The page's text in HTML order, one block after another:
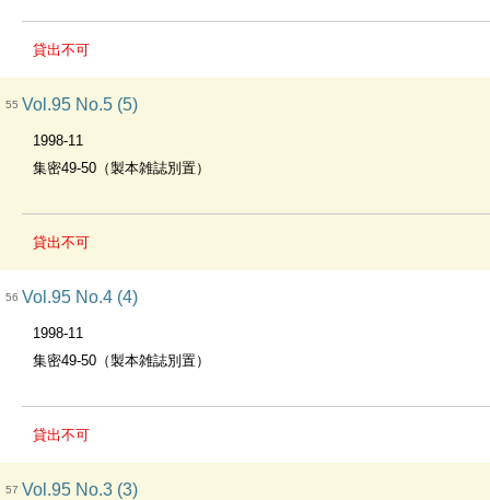
貸出不可
55 Vol.95 No.5 (5)
1998-11
集密49-50（製本雑誌別置）
貸出不可
56 Vol.95 No.4 (4)
1998-11
集密49-50（製本雑誌別置）
貸出不可
57 Vol.95 No.3 (3)